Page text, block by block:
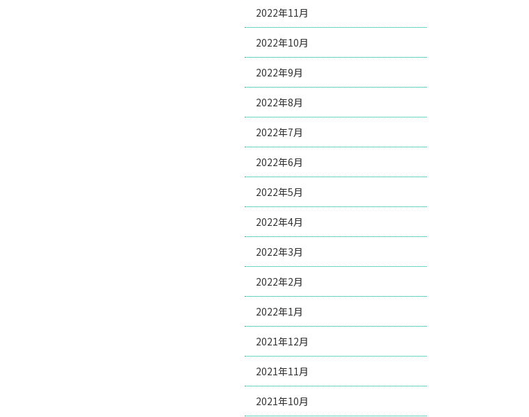
2022年11月
2022年10月
2022年9月
2022年8月
2022年7月
2022年6月
2022年5月
2022年4月
2022年3月
2022年2月
2022年1月
2021年12月
2021年11月
2021年10月